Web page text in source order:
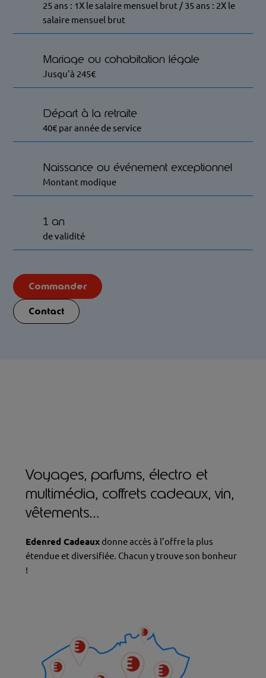
25 ans : 1X le salaire mensuel brut / 35 ans : 2X le
salaire mensuel brut
Mariage ou cohabitation légale
Jusqu'à 245€
Départ à la retraite
40€ par année de service
Naissance ou événement exceptionnel
Montant modique
1 an
de validité
Commander
Contact
Voyages, parfums, électro et
multimédia, coffrets cadeaux, vin,
vêtements…
Edenred Cadeauxdonne accès à l’offre la plus
étendue et diversifiée. Chacun y trouve son bonheur
!